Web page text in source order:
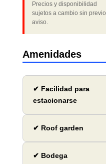
Precios y disponibilidad
sujetos a cambio sin previo
aviso.
Amenidades
✔ Facilidad para
estacionarse
✔ Roof garden
✔ Bodega